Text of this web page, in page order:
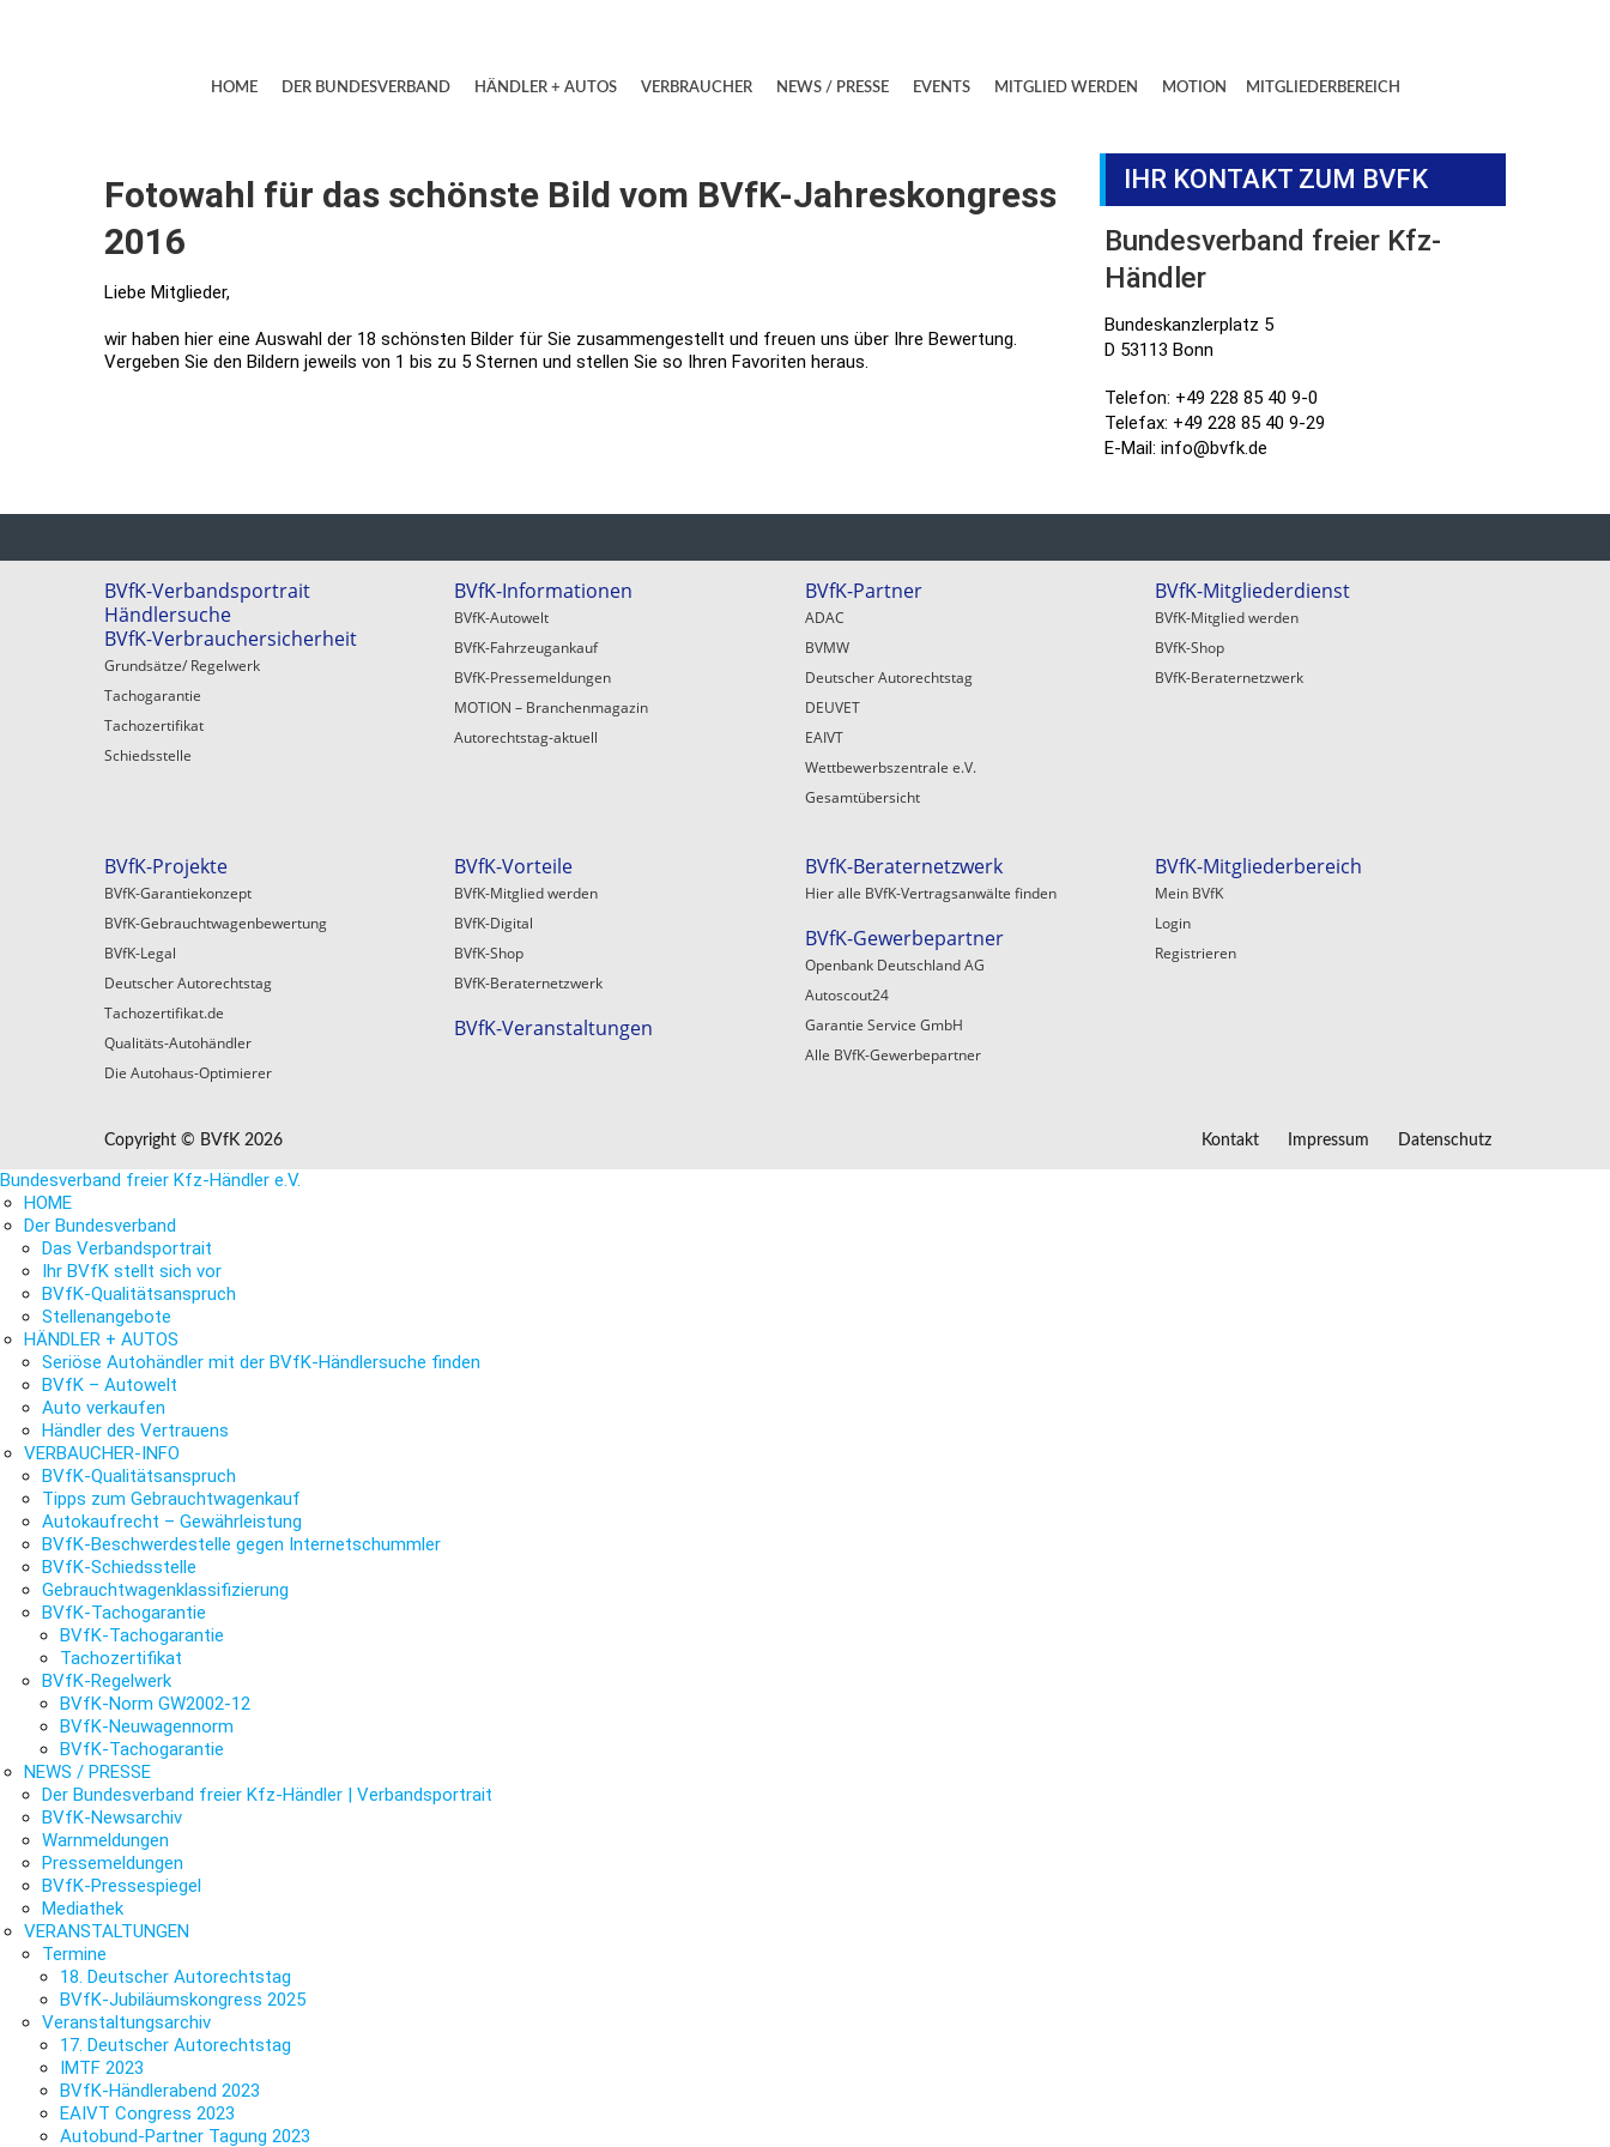
HOME DER BUNDESVERBAND HÄNDLER + AUTOS VERBRAUCHER NEWS / PRESSE EVENTS MITGLIED WERDEN MOTION MITGLIEDERBEREICH
Fotowahl für das schönste Bild vom BVfK-Jahreskongress
2016
Liebe Mitglieder,
wir haben hier eine Auswahl der 18 schönsten Bilder für Sie zusammengestellt und freuen uns über Ihre Bewertung.
Vergeben Sie den Bildern jeweils von 1 bis zu 5 Sternen und stellen Sie so Ihren Favoriten heraus.
IHR KONTAKT ZUM BVFK
Bundesverband freier Kfz-
Händler
Bundeskanzlerplatz 5
D 53113 Bonn
Telefon: +49 228 85 40 9-0
Telefax: +49 228 85 40 9-29
E-Mail: info@bvfk.de
BVfK-Verbandsportrait
Händlersuche
BVfK-Verbrauchersicherheit
Grundsätze/ Regelwerk
Tachogarantie
Tachozertifikat
Schiedsstelle
BVfK-Informationen
BVfK-Autowelt
BVfK-Fahrzeugankauf
BVfK-Pressemeldungen
MOTION – Branchenmagazin
Autorechtstag-aktuell
BVfK-Partner
ADAC
BVMW
Deutscher Autorechtstag
DEUVET
EAIVT
Wettbewerbszentrale e.V.
Gesamtübersicht
BVfK-Mitgliederdienst
BVfK-Mitglied werden
BVfK-Shop
BVfK-Beraternetzwerk
BVfK-Projekte
BVfK-Garantiekonzept
BVfK-Gebrauchtwagenbewertung
BVfK-Legal
Deutscher Autorechtstag
Tachozertifikat.de
Qualitäts-Autohändler
Die Autohaus-Optimierer
BVfK-Vorteile
BVfK-Mitglied werden
BVfK-Digital
BVfK-Shop
BVfK-Beraternetzwerk
BVfK-Veranstaltungen
BVfK-Beraternetzwerk
Hier alle BVfK-Vertragsanwälte finden
BVfK-Gewerbepartner
Openbank Deutschland AG
Autoscout24
Garantie Service GmbH
Alle BVfK-Gewerbepartner
BVfK-Mitgliederbereich
Mein BVfK
Login
Registrieren
Copyright © BVfK 2026 Kontakt Impressum Datenschutz
Bundesverband freier Kfz-Händler e.V.
HOME
Der Bundesverband
Das Verbandsportrait
Ihr BVfK stellt sich vor
BVfK-Qualitätsanspruch
Stellenangebote
HÄNDLER + AUTOS
Seriöse Autohändler mit der BVfK-Händlersuche finden
BVfK – Autowelt
Auto verkaufen
Händler des Vertrauens
VERBAUCHER-INFO
BVfK-Qualitätsanspruch
Tipps zum Gebrauchtwagenkauf
Autokaufrecht – Gewährleistung
BVfK-Beschwerdestelle gegen Internetschummler
BVfK-Schiedsstelle
Gebrauchtwagenklassifizierung
BVfK-Tachogarantie
BVfK-Tachogarantie
Tachozertifikat
BVfK-Regelwerk
BVfK-Norm GW2002-12
BVfK-Neuwagennorm
BVfK-Tachogarantie
NEWS / PRESSE
Der Bundesverband freier Kfz-Händler | Verbandsportrait
BVfK-Newsarchiv
Warnmeldungen
Pressemeldungen
BVfK-Pressespiegel
Mediathek
VERANSTALTUNGEN
Termine
18. Deutscher Autorechtstag
BVfK-Jubiläumskongress 2025
Veranstaltungsarchiv
17. Deutscher Autorechtstag
IMTF 2023
BVfK-Händlerabend 2023
EAIVT Congress 2023
Autobund-Partner Tagung 2023